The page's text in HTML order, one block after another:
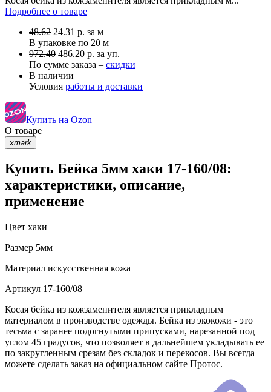
Подробнее о товаре
48.62 24.31 р. за м
В упаковке по 20 м
972.40 486.20 р. за уп.
По сумме заказа – скидки
В наличии
Условия работы и доставки
Купить на Ozon
О товаре
xmark
Купить Бейка 5мм хаки 17-160/08:
характеристики, описание,
применение
Цвет хаки
Размер 5мм
Материал искусственная кожа
Артикул 17-160/08
Косая бейка из кожзаменителя является прикладным
материалом в производстве одежды. Бейка из экокожи - это
тесьма с заранее подогнутыми припусками, нарезанной под
углом 45 градусов, что позволяет в дальнейшем укладывать ее
по закругленным срезам без складок и перекосов. Вы всегда
можете сделать заказ на официальном сайте Протос.